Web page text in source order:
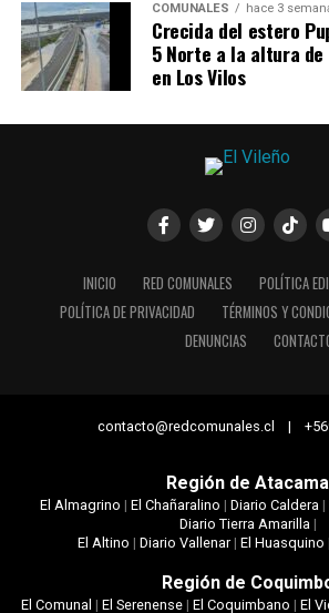
COMUNALES hace 3
Crecida del estero
5 Norte a la altura de
en Los Vilos
INICIO RED COMUNALES
POLÍTICA
POLÍTICA DE PRIVACIDAD
TÉRMINOS Y
DENUNCIAS
contacto@redcomunales.cl |
Región de Atacama
El Almagrino | El Chañaralino | Diario Caldera|
Diario Tierra Amarilla|
El Altino | Diario Vallenar| El Huasquino
Región de
El Comunal | El Serenense| El Coquimbano | El